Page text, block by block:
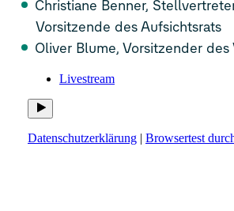
Christiane Benner,
Vorsitzende des Aufsichtsrats
Oliver Blume, Vorsitzender des